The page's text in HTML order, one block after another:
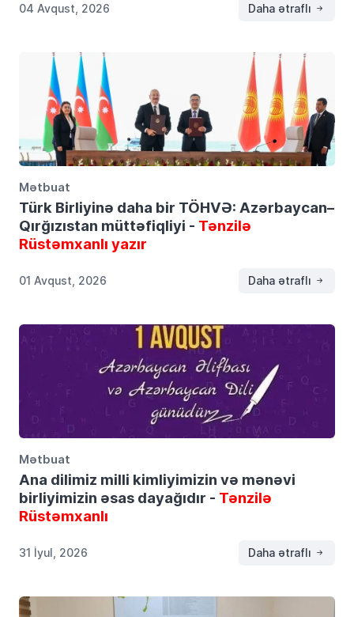
04 Avqust, 2026 Daha ətraflı
Mətbuat
Türk Birliyinə daha bir TÖHVƏ: Azərbaycan–
Qırğızıstan müttəfiqliyi - Tənzilə
Rüstəmxanlı yazır
01 Avqust, 2026 Daha ətraflı
Mətbuat
Ana dilimiz milli kimliyimizin və mənəvi
birliyimizin əsas dayağıdır - Tənzilə
Rüstəmxanlı
31 İyul, 2026 Daha ətraflı